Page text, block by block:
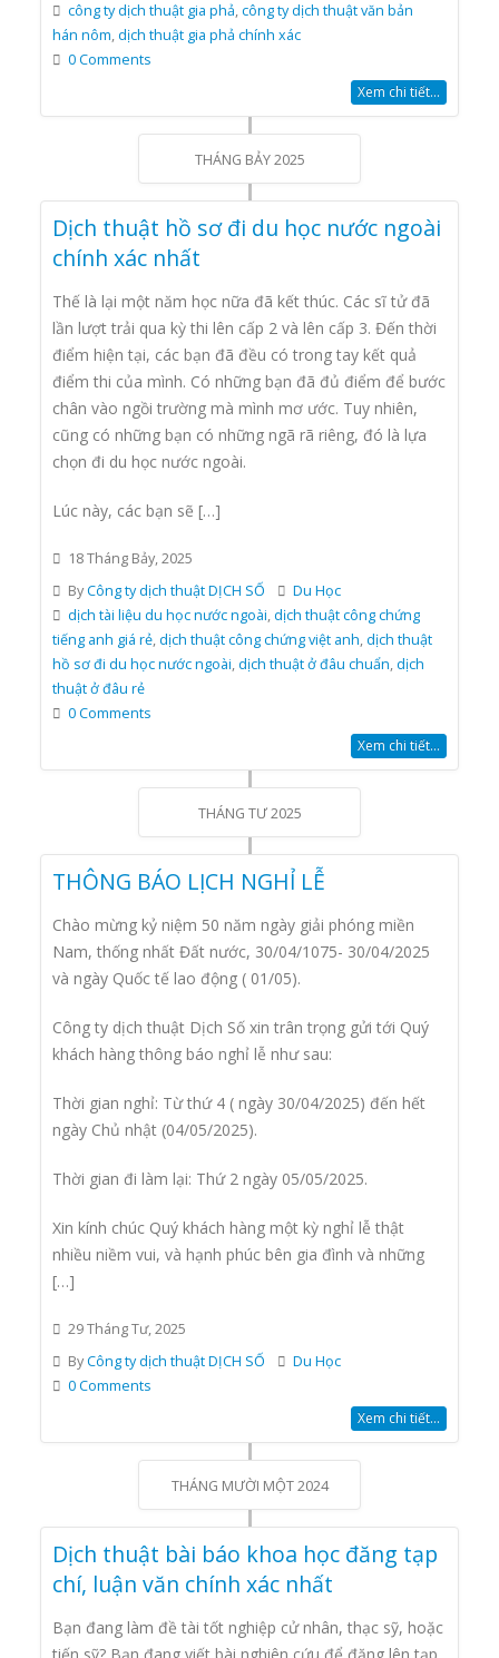
công ty dịch thuật gia phả,công ty dịch thuật văn bản
hán nôm,dịch thuật gia phả chính xác
0 Comments
Xem chi tiết...
THÁNG BẢY 2025
Dịch thuật hồ sơ đi du học nước ngoài
chính xác nhất
Thế là lại một năm học nữa đã kết thúc. Các sĩ tử đã
lần lượt trải qua kỳ thi lên cấp 2 và lên cấp 3. Đến thời
điểm hiện tại, các bạn đã đều có trong tay kết quả
điểm thi của mình. Có những bạn đã đủ điểm để bước
chân vào ngồi trường mà mình mơ ước. Tuy nhiên,
cũng có những bạn có những ngã rã riêng, đó là lựa
chọn đi du học nước ngoài.
Lúc này, các bạn sẽ […]
18 Tháng Bảy, 2025
ByCông ty dịch thuật DỊCH SỐ
Du Học
dịch tài liệu du học nước ngoài,dịch thuật công chứng
tiếng anh giá rẻ,dịch thuật công chứng việt anh,dịch thuật
hồ sơ đi du học nước ngoài,dịch thuật ở đâu chuẩn,dịch
thuật ở đâu rẻ
0 Comments
Xem chi tiết...
THÁNG TƯ 2025
THÔNG BÁO LỊCH NGHỈ LỄ
Chào mừng kỷ niệm 50 năm ngày giải phóng miền
Nam, thống nhất Đất nước, 30/04/1075- 30/04/2025
và ngày Quốc tế lao động ( 01/05).
Công ty dịch thuật Dịch Số xin trân trọng gửi tới Quý
khách hàng thông báo nghỉ lễ như sau:
Thời gian nghỉ: Từ thứ 4 ( ngày 30/04/2025) đến hết
ngày Chủ nhật (04/05/2025).
Thời gian đi làm lại: Thứ 2 ngày 05/05/2025.
Xin kính chúc Quý khách hàng một kỳ nghỉ lễ thật
nhiều niềm vui, và hạnh phúc bên gia đình và những
[…]
29 Tháng Tư, 2025
ByCông ty dịch thuật DỊCH SỐ
Du Học
0 Comments
Xem chi tiết...
THÁNG MƯỜI MỘT 2024
Dịch thuật bài báo khoa học đăng tạp
chí, luận văn chính xác nhất
Bạn đang làm đề tài tốt nghiệp cử nhân, thạc sỹ, hoặc